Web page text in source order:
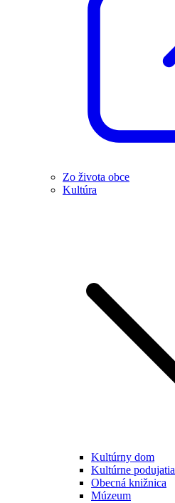
Zo života obce
Kultúra
Kultúrny dom
Kultúrne podujatia
Obecná knižnica
Múzeum